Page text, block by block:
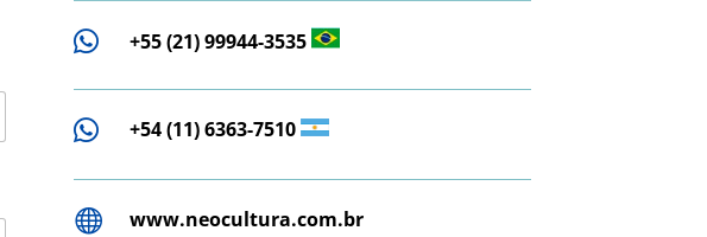
 +55 (21) 99944-3535
 +54 (11) 6363-7510
 www.neocultura.com.br